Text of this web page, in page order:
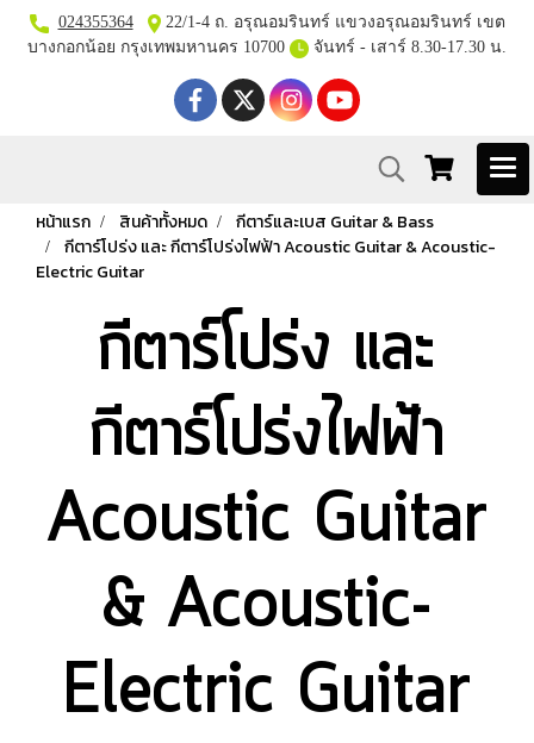
024355364
22/1-4 ถ. อรุณอมรินทร์ แขวงอรุณอมรินทร์ เขต
บางกอกน้อย กรุงเทพมหานคร 10700
จันทร์ - เสาร์ 8.30-17.30 น.
หน้าแรก สินค้าทั้งหมด
กีตาร์และเบส Guitar & Bass
กีตาร์โปร่ง และ กีตาร์โปร่งไฟฟ้า Acoustic Guitar & Acoustic-
Electric Guitar
กีตาร์โปร่ง และ
กีตาร์โปร่งไฟฟ้า
Acoustic Guitar
& Acoustic-
Electric Guitar